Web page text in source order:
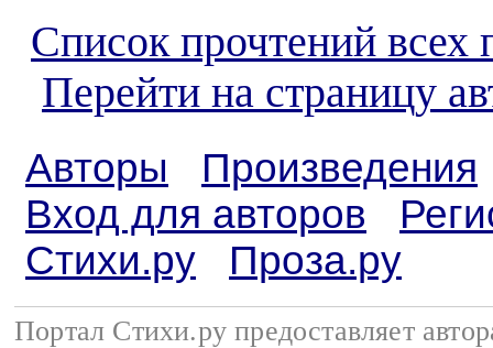
Список прочтений всех
Перейти на страницу
Авторы
Произведения
Вход для авторов
Стихи.ру
Проза.ру
Портал Стихи.ру предоставляет